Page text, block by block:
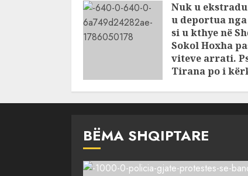
Nuk u
u deportua nga
si u kthye në
Sokol Hoxha
viteve arrati.
Tirana po i
BËMA SHQIPTARE